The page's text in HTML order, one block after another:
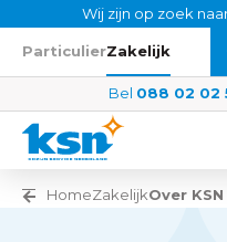
Ga naar de inhoud
Wij zijn op zoek
ParticulierZakelijk
Bel 088 02 02
Vorige pagina
HomeZakelijkOver KSN